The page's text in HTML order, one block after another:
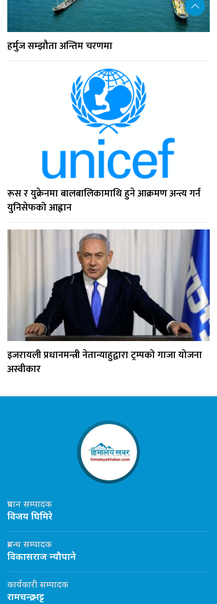
हर्मुज सम्झौता अन्तिम चरणमा
रूस र युक्रेनमा बालबालिकामाथि हुने आक्रमण अन्त्य गर्न
युनिसेफको आह्वान
इजरायली प्रधानमन्त्री नेतान्याहुद्वारा ट्रम्पको गाजा योजना
अस्वीकार
प्रधान सम्पादक
विजय घिमिरे
प्रबन्ध सम्पादक
विकासराज न्यौपाने
कार्यकारी सम्पादक
रामचन्द्र भट्ट